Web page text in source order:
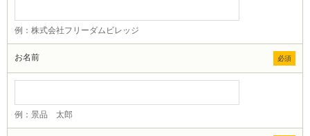
例：株式会社フリーダムビレッジ
必須
お名前
例：景品 太郎